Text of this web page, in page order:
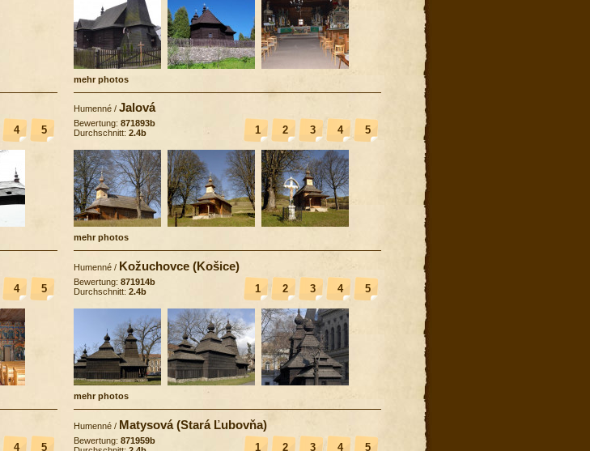
mehr photos
4 5
Humenné / Jalová
1 2 3 4 5
Bewertung: 871893b
Durchschnitt: 2.4b
mehr photos
4 5
Humenné / Kožuchovce (Košice)
1 2 3 4 5
Bewertung: 871914b
Durchschnitt: 2.4b
mehr photos
4 5
Humenné / Matysová (Stará Ľubovňa)
1 2 3 4 5
Bewertung: 871959b